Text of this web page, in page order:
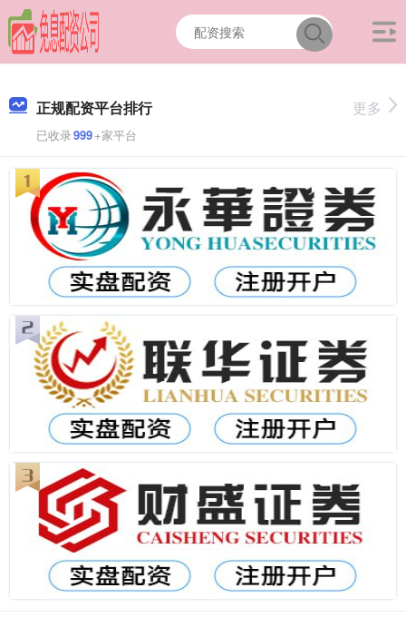
正规配资平台排行
已收录999+家平台
更多